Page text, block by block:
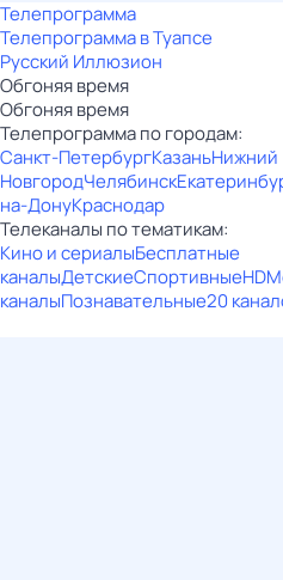
Телепрограмма
Телепрограмма в Туапсе
Русский Иллюзион
Обгоняя время
Обгоняя время
Телепрограмма по городам:
Санкт-ПетербургКазаньНижний
НовгородЧелябинск
на-ДонуКраснодар
Телеканалы по тематикам:
Кино и сериалыБесплатные
каналыДетскиеСпортивныеHD
каналыПознавательные20